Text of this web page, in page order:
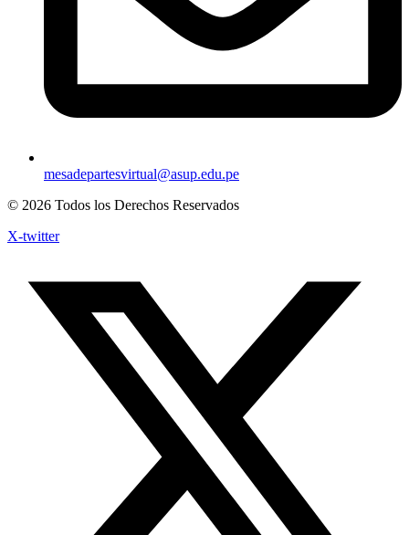
mesadepartesvirtual@asup.edu.pe
© 2026 Todos los Derechos Reservados
X-twitter